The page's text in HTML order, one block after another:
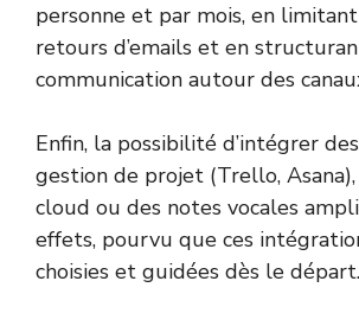
personne et par mois, en
retours d’emails et en
communication autour des
Enfin, la possibilité d’intégrer
gestion de projet (Trello, Asana),
cloud ou des notes vocales
effets, pourvu que ces
choisies et guidées dès le départ.